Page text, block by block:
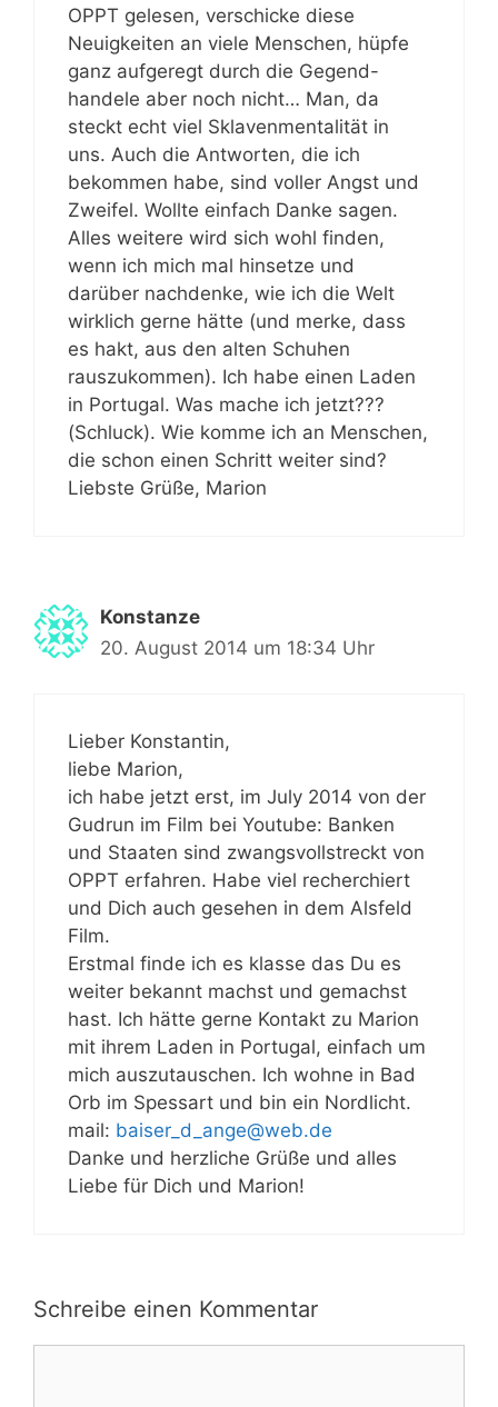
OPPT gelesen, verschicke diese
Neuigkeiten an viele Menschen, hüpfe
ganz aufgeregt durch die Gegend-
handele aber noch nicht… Man, da
steckt echt viel Sklavenmentalität in
uns. Auch die Antworten, die ich
bekommen habe, sind voller Angst und
Zweifel. Wollte einfach Danke sagen.
Alles weitere wird sich wohl finden,
wenn ich mich mal hinsetze und
darüber nachdenke, wie ich die Welt
wirklich gerne hätte (und merke, dass
es hakt, aus den alten Schuhen
rauszukommen). Ich habe einen Laden
in Portugal. Was mache ich jetzt???
(Schluck). Wie komme ich an Menschen,
die schon einen Schritt weiter sind?
Liebste Grüße, Marion
Konstanze
20. August 2014 um 18:34 Uhr
Lieber Konstantin,
liebe Marion,
ich habe jetzt erst, im July 2014 von der
Gudrun im Film bei Youtube: Banken
und Staaten sind zwangsvollstreckt von
OPPT erfahren. Habe viel recherchiert
und Dich auch gesehen in dem Alsfeld
Film.
Erstmal finde ich es klasse das Du es
weiter bekannt machst und gemachst
hast. Ich hätte gerne Kontakt zu Marion
mit ihrem Laden in Portugal, einfach um
mich auszutauschen. Ich wohne in Bad
Orb im Spessart und bin ein Nordlicht.
mail: baiser_d_ange@web.de
Danke und herzliche Grüße und alles
Liebe für Dich und Marion!
Schreibe einen Kommentar